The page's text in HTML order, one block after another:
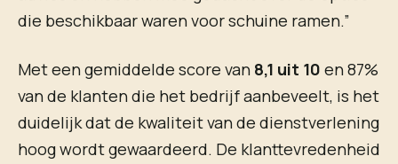
die beschikbaar waren voor schuine ramen.”
Met een gemiddelde score van 8,1 uit 10 en 87%
van de klanten die het bedrijf aanbeveelt, is het
duidelijk dat de kwaliteit van de dienstverlening
hoog wordt gewaardeerd. De klanttevredenheid